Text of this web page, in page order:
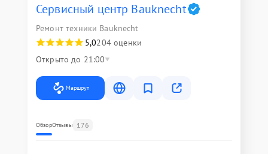
Сервисный центр Bauknecht
Ремонт техники Bauknecht
5,0204 оценки
Открыто до 21:00
Маршрут
ОбзорОтзывы 176